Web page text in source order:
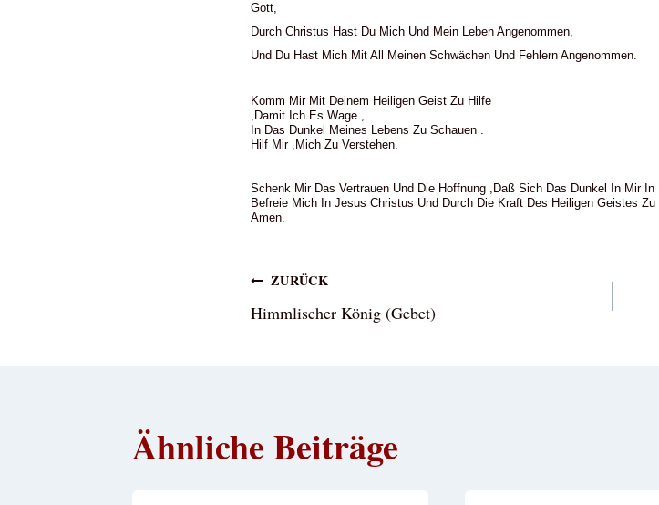
Gott,
Durch Christus Hast Du Mich Und Mein Leben Angenommen,
Und Du Hast Mich Mit All Meinen Schwächen Und Fehlern Angenommen.
Komm Mir Mit Deinem Heiligen Geist Zu Hilfe
,damit Ich Es Wage ,
In Das Dunkel Meines Lebens Zu Schauen .
Hilf Mir ,mich Zu Verstehen.
Schenk Mir Das Vertrauen Und Die Hoffnung ,daß Sich Das Dunkel In Mir In
Befreie Mich In Jesus Christus Und Durch Die Kraft Des Heiligen Geistes Zu
Amen.
Beitragsnavigation
ZURÜCK
Himmlischer König (Gebet)
Ähnliche Beiträge